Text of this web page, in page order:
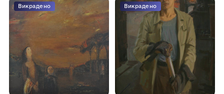
Викрадено Викрадено